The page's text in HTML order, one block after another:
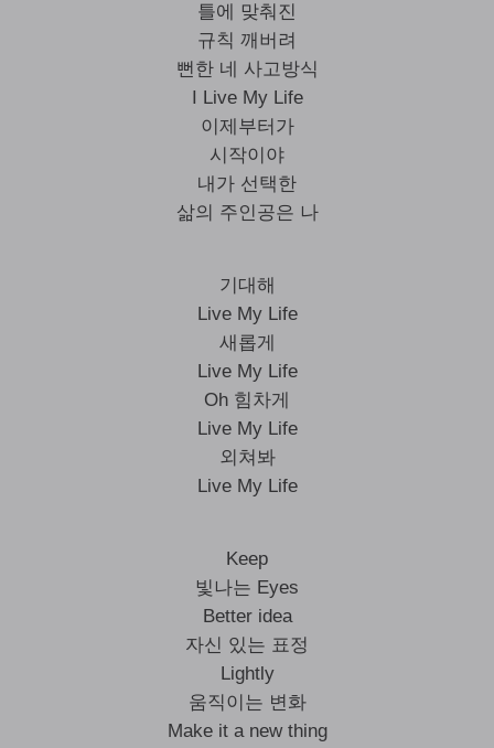
틀에 맞춰진
규칙 깨버려
뻔한 네 사고방식
I Live My Life
이제부터가
시작이야
내가 선택한
삶의 주인공은 나
기대해
Live My Life
새롭게
Live My Life
Oh 힘차게
Live My Life
외쳐봐
Live My Life
Keep
빛나는 Eyes
Better idea
자신 있는 표정
Lightly
움직이는 변화
Make it a new thing